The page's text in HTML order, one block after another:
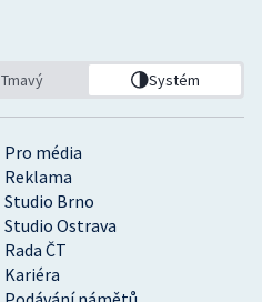
Pro média
Reklama
Studio Brno
Studio Ostrava
Rada ČT
Kariéra
Tmavý Systém